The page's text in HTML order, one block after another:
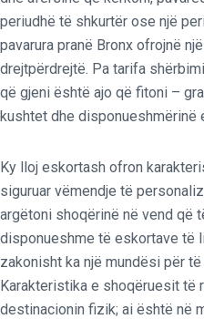
periudhë të shkurtër ose një
pavarura pranë Bronx ofrojnë
drejtpërdrejtë. Pa tarifa
që gjeni është ajo që fitoni –
kushtet dhe disponueshmërinë
Ky lloj eskortash ofron
siguruar vëmendje të
argëtoni shoqërinë në vend që
disponueshme të eskortave të
zakonisht ka një mundësi për
Karakteristika e shoqëruesit të
destinacionin fizik; ai është në